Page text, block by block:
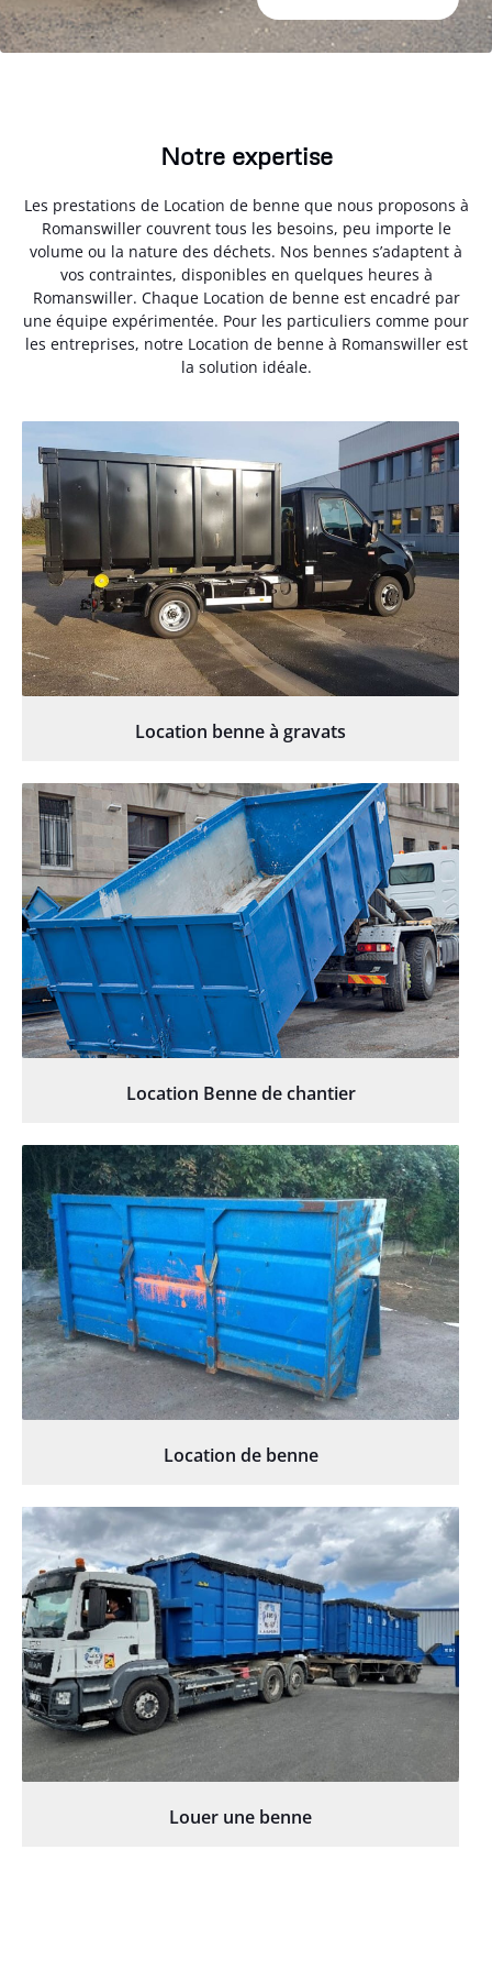
Notre expertise
Les prestations de Location de benne que nous proposons à
Romanswiller couvrent tous les besoins, peu importe le
volume ou la nature des déchets. Nos bennes s’adaptent à
vos contraintes, disponibles en quelques heures à
Romanswiller. Chaque Location de benne est encadré par
une équipe expérimentée. Pour les particuliers comme pour
les entreprises, notre Location de benne à Romanswiller est
la solution idéale.
Location benne à gravats
Location Benne de chantier
Location de benne
Louer une benne